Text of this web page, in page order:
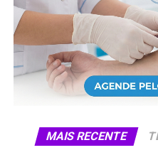
X Facebook
LinkedIn
MAIS RECENTE